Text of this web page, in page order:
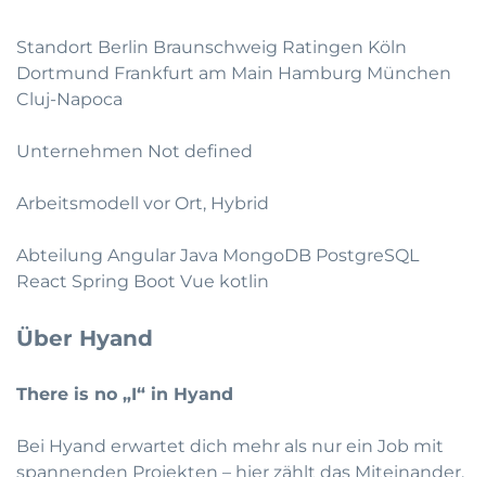
Standort Berlin Braunschweig Ratingen Köln
Dortmund Frankfurt am Main Hamburg München
Cluj-Napoca
Unternehmen Not defined
Arbeitsmodell vor Ort, Hybrid
Abteilung Angular Java MongoDB PostgreSQL
React Spring Boot Vue kotlin
Über Hyand
There is no „I“ in Hyand
Bei Hyand erwartet dich mehr als nur ein Job mit
spannenden Projekten – hier zählt das Miteinander.